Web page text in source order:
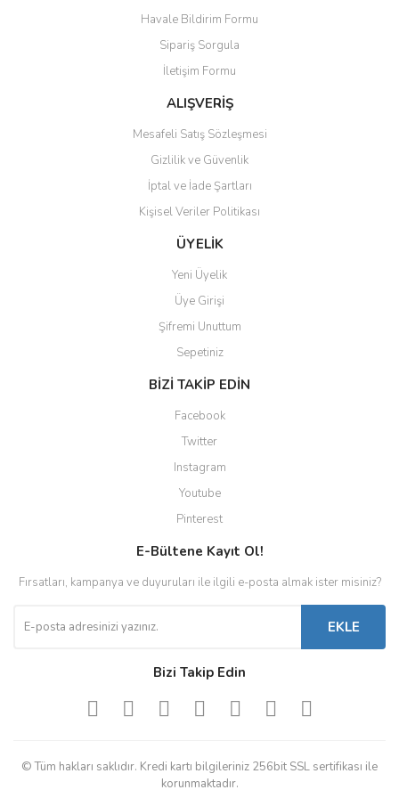
Ürün açıklamasında eksik bilgiler bulunuyor.
Ürün bilgilerinde hatalar bulunuyor.
Ürün fiyatı diğer sitelerden daha pahalı.
Bu ürüne benzer farklı alternatifler olmalı.
Gönder
Havale Bildirim Formu
Sipariş Sorgula
İletişim Formu
ALIŞVERİŞ
Mesafeli Satış Sözleşmesi
Gizlilik ve Güvenlik
İptal ve İade Şartları
Kişisel Veriler Politikası
ÜYELİK
Yeni Üyelik
Üye Girişi
Şifremi Unuttum
Sepetiniz
BİZİ TAKİP EDİN
Facebook
Twitter
Instagram
Youtube
Pinterest
E-Bültene Kayıt Ol!
Fırsatları, kampanya ve duyuruları ile ilgili e-posta almak ister misiniz?
EKLE
Bizi Takip Edin
© Tüm hakları saklıdır. Kredi kartı bilgileriniz 256bit SSL sertifikası ile
korunmaktadır.